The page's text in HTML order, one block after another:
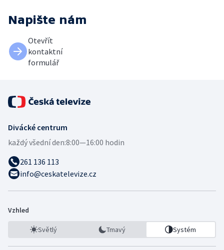
Napište nám
Otevřít
kontaktní
formulář
Divácké centrum
každý všední den:8:00—16:00 hodin
261 136 113
info@ceskatelevize.cz
Vzhled
Světlý Tmavý Systém